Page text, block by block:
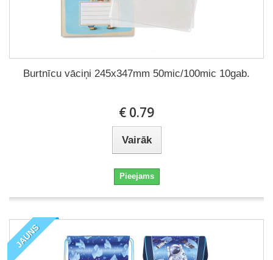
Burtnīcu vāciņi 245x347mm 50mic/100mic 10gab.
€ 0.79
Vairāk
Pieejams
JAUNS